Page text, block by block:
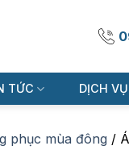
TỨC DỊCH VỤ
phục mùa đông /